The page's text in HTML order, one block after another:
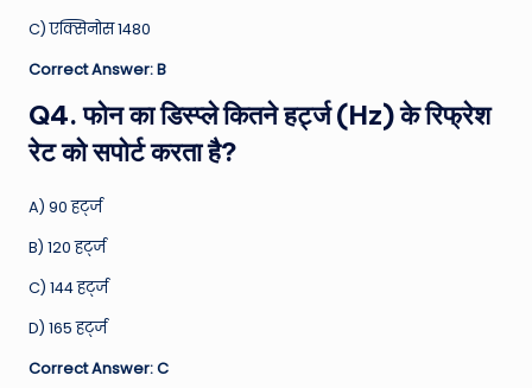
C) एक्सिनोस 1480
Correct Answer: B
Q4. फोन का डिस्प्ले कितने हर्ट्ज (Hz) के रिफ्रेश
रेट को सपोर्ट करता है?
A) 90 हर्ट्ज
B) 120 हर्ट्ज
C) 144 हर्ट्ज
D) 165 हर्ट्ज
Correct Answer: C